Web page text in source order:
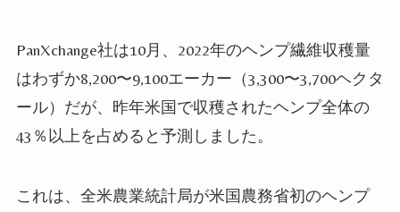
PanXchange社は10月、2022年のヘンプ繊維収穫量
はわずか8,200〜9,100エーカー（3,300〜3,700ヘクタ
ール）だが、昨年米国で収穫されたヘンプ全体の
43％以上を占めると予測しました。
これは、全米農業統計局が米国農務省初のヘンプ